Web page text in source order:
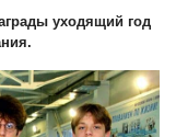
уходящий год